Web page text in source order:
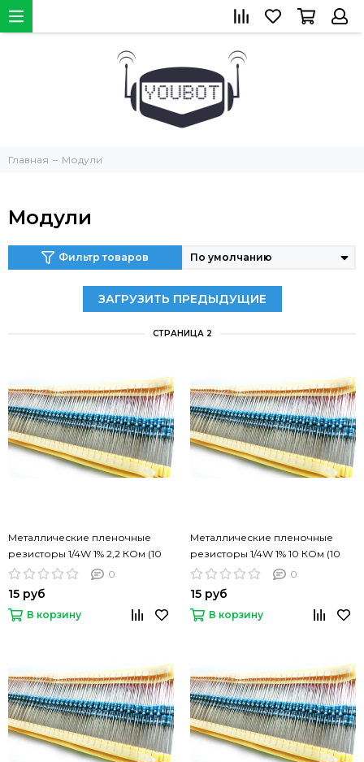
Главная Модули
Модули
Фильтр товаров
ЗАГРУЗИТЬ ПРЕДЫДУЩИЕ
СТРАНИЦА 2
Металлические пленочные
резисторы 1/4W 1% 2,2 КОм (10
шт)
0
15 руб
В корзину
Металлические пленочные
резисторы 1/4W 1% 10 КОм (10
шт)
0
15 руб
В корзину